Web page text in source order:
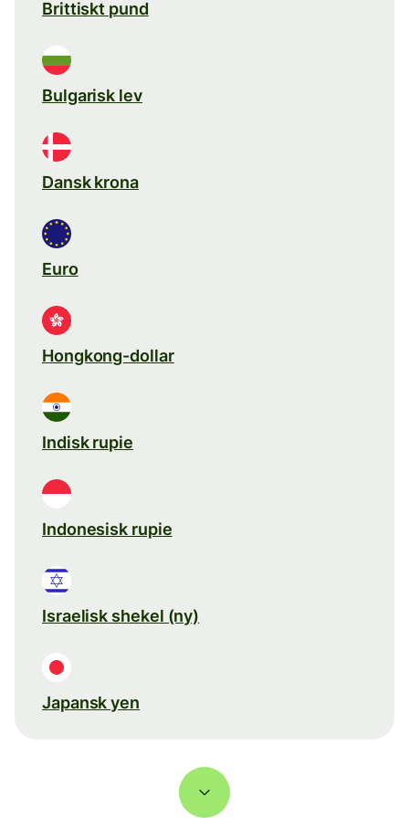
Brittiskt pund
Bulgarisk lev
Dansk krona
Euro
Hongkong-dollar
Indisk rupie
Indonesisk rupie
Israelisk shekel (ny)
Japansk yen